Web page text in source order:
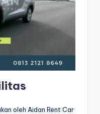
oleh Aidan Rent Car